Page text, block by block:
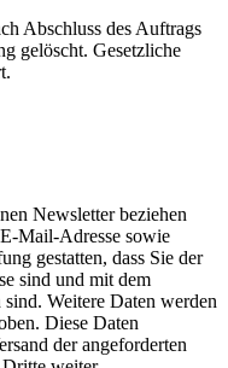
Abschluss des Auftrags
gelöscht. Gesetzliche
Newsletter beziehen
Mail-Adresse sowie
gestatten, dass Sie der
sind und mit dem
Weitere Daten werden
Diese Daten
der angeforderten